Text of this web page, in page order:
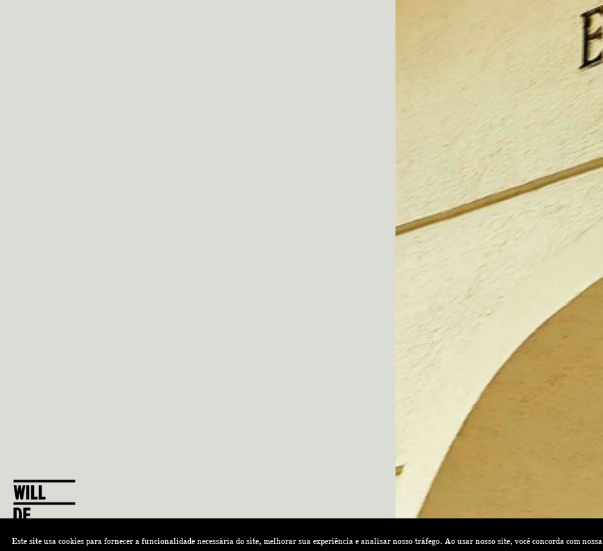
VISITE UM ÍMOVEL NESSE EDIFÍCIO
Este site usa cookies para fornecer a funcionalidade necessária do site, melhorar sua experiência e analisar nosso tráfego. Ao usar nosso site, você concorda com nossa